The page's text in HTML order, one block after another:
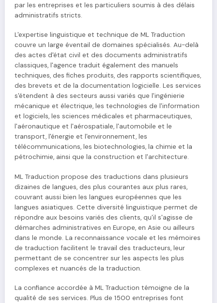
par les entreprises et les particuliers soumis à des délais
administratifs stricts.
L'expertise linguistique et technique de ML Traduction
couvre un large éventail de domaines spécialisés. Au-delà
des actes d'état civil et des documents administratifs
classiques, l'agence traduit également des manuels
techniques, des fiches produits, des rapports scientifiques,
des brevets et de la documentation logicielle. Les services
s'étendent à des secteurs aussi variés que l'ingénierie
mécanique et électrique, les technologies de l'information
et logiciels, les sciences médicales et pharmaceutiques,
l'aéronautique et l'aérospatiale, l'automobile et le
transport, l'énergie et l'environnement, les
télécommunications, les biotechnologies, la chimie et la
pétrochimie, ainsi que la construction et l'architecture.
ML Traduction propose des traductions dans plusieurs
dizaines de langues, des plus courantes aux plus rares,
couvrant aussi bien les langues européennes que les
langues asiatiques. Cette diversité linguistique permet de
répondre aux besoins variés des clients, qu'il s'agisse de
démarches administratives en Europe, en Asie ou ailleurs
dans le monde. La reconnaissance vocale et les mémoires
de traduction facilitent le travail des traducteurs, leur
permettant de se concentrer sur les aspects les plus
complexes et nuancés de la traduction.
La confiance accordée à ML Traduction témoigne de la
qualité de ses services. Plus de 1500 entreprises font